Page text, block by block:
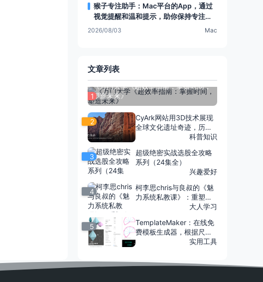
猴子专注助手：Mac平台的App，通过
视觉提醒和温和提示，助你保持专注，
提升注意力
2026/08/03 Mac
文章列表
1
《万门大学《超效率指南：掌握时间，
塑造未来》
2
CyArk网站用3D技术展现
全球文化遗址奇迹，历史
触手可及，全球云游体
科普知识
3
超级绝密实战选股全攻略
系列（24集全）
兴趣爱好
4
柯李思chris与良叔的《魅
力系统私教课》：重塑自
我，散发独特魅力大人学习
5
TemplateMaker：在线免
费模板生成器，根据尺寸
一键生成盒子、信封等展
和DXF格式
实用工具